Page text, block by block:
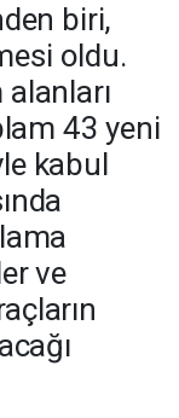
biri,
oldu.
43 yeni
kabul
ve